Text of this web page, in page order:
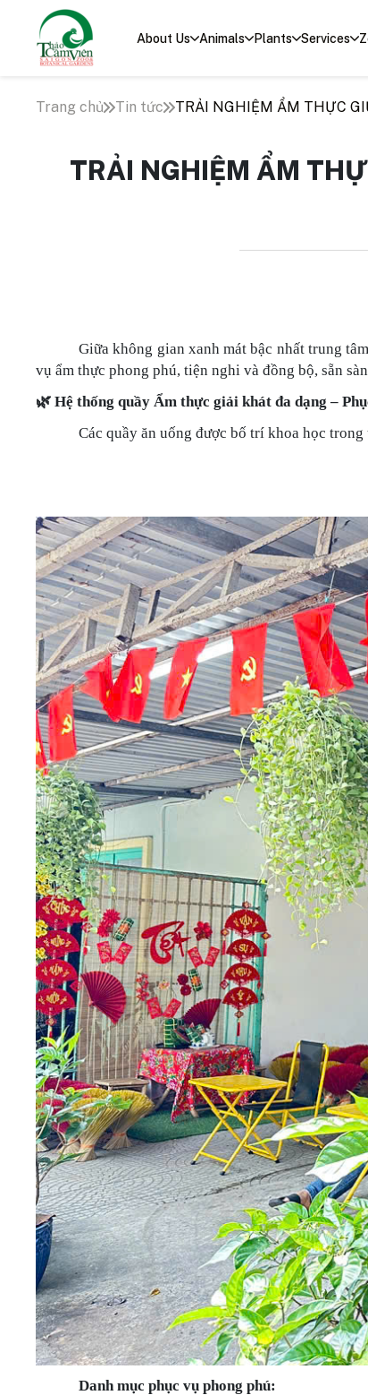
About Us Animals Plants Services
Trang chủ Tin tức TRẢI NGHIỆM ẨM THỰC
TRẢI NGHIỆM ẨM
Giữa không gian xanh mát bậc nhất trung
vụ ẩm thực phong phú, tiện nghi và đồng bộ, sẵn
🌿 Hệ thống quầy Ẩm thực giải khát đa dạng –
Các quầy ăn uống được bố trí khoa học
Danh mục phục vụ phong phú: